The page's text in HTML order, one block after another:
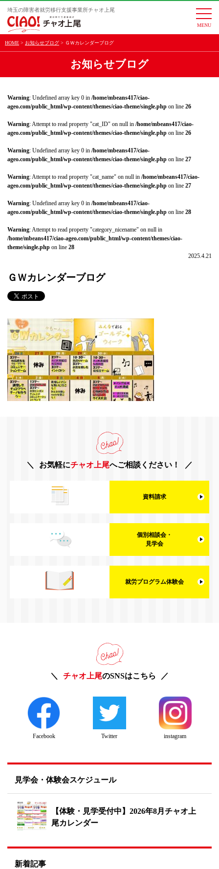
埼玉の障害者就労移行支援事業所チャオ上尾
HOME お知らせブログ ＧＷカレンダーブログ
お知らせブログ
Warning: Undefined array key 0 in /home/mbeans417/ciao-
ageo.com/public_html/wp-content/themes/ciao-theme/single.php on line 26
Warning: Attempt to read property "cat_ID" on null in /home/mbeans417/ciao-
ageo.com/public_html/wp-content/themes/ciao-theme/single.php on line 26
Warning: Undefined array key 0 in /home/mbeans417/ciao-
ageo.com/public_html/wp-content/themes/ciao-theme/single.php on line 27
Warning: Attempt to read property "cat_name" on null in /home/mbeans417/ciao-
ageo.com/public_html/wp-content/themes/ciao-theme/single.php on line 27
Warning: Undefined array key 0 in /home/mbeans417/ciao-
ageo.com/public_html/wp-content/themes/ciao-theme/single.php on line 28
Warning: Attempt to read property "category_nicename" on null in
/home/mbeans417/ciao-ageo.com/public_html/wp-content/themes/ciao-
theme/single.php on line 28
2025.4.21
ＧＷカレンダーブログ
お気軽にチャオ上尾へご相談ください！
資料請求
個別相談会・
見学会
就労プログラム体験会
チャオ上尾のSNSはこちら
Facebook Twitter instagram
見学会・体験会スケジュール
【体験・見学受付中】2026年8月チャオ上
尾カレンダー
新着記事